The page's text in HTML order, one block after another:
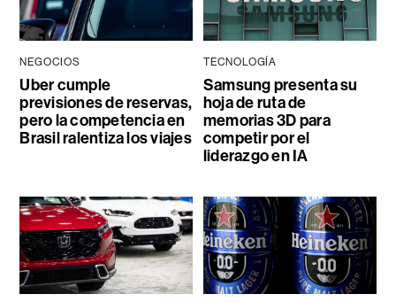
NEGOCIOS
Uber cumple
previsiones de reservas,
pero la competencia en
Brasil ralentiza los viajes
TECNOLOGÍA
Samsung presenta su
hoja de ruta de
memorias 3D para
competir por el
liderazgo en IA